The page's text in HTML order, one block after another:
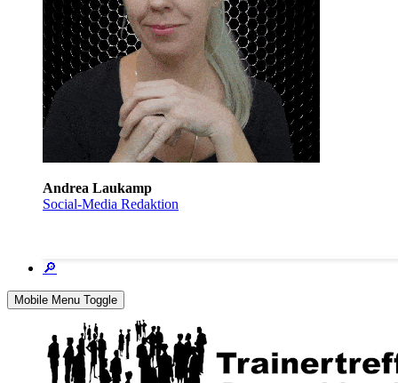
Andrea Laukamp
Social-Media Redaktion
🔎
Mobile Menu Toggle